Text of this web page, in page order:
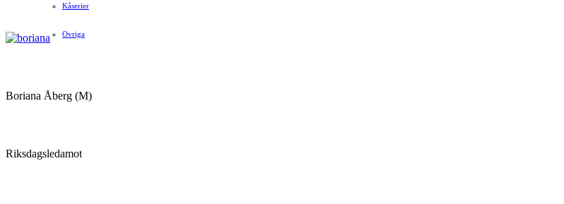
Kåserier
Ovriga
Boriana Åberg (M)
Riksdagsledamot